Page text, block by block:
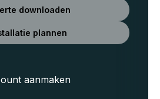
downloaden
plannen